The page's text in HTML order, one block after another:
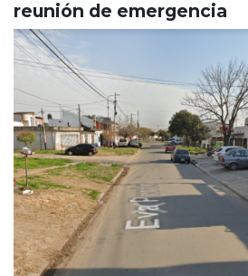
reunión de emergencia